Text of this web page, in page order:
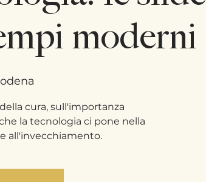
moderni
cura, sull'importanza
la tecnologia ci pone nella
all'invecchiamento.